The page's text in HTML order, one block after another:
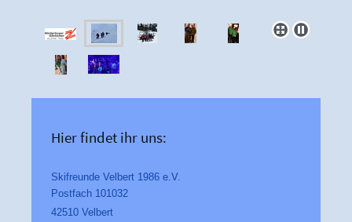
Hier findet ihr uns:
Skifreunde Velbert 1986 e.V.
Postfach 101032
42510 Velbert